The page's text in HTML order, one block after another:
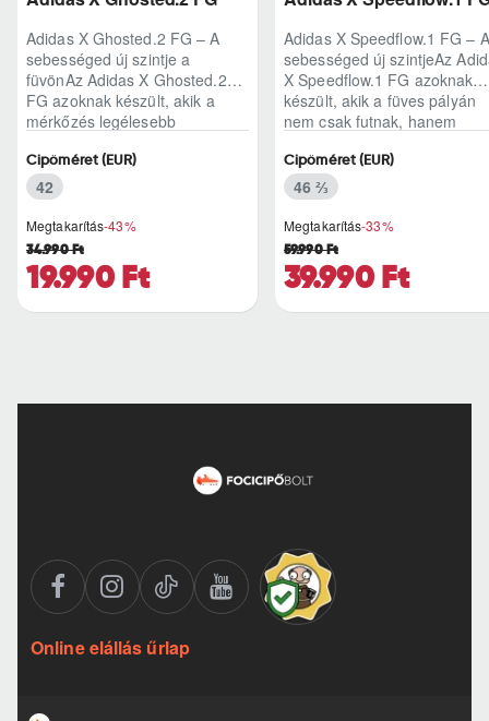
Adidas X Ghosted.2 FG – A
sebességed új szintje a
füvönAz Adidas X Ghosted.2
FG azoknak készült, akik a
mérkőzés legélesebb
Megtakarítás-43%
19.990 Ft
34.990 Ft
Cipőméret (EUR)
42
Adidas X Speedflow.1 FG – A
sebességed új szintjeAz
X Speedflow.1 FG azoknak
készült, akik a füves pályán
nem csak futnak, hanem
Megtakarítás-33%
39.990 Ft
59.990 Ft
Cipőméret (EUR)
46 ⅔
Online elállás űrlap